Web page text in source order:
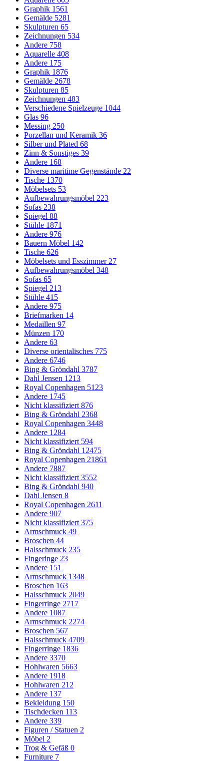
Graphik 1561
Gemälde 5281
Skulpturen 65
Zeichnungen 534
Andere 758
Aquarelle 408
Andere 175
Graphik 1876
Gemälde 2678
Skulpturen 85
Zeichnungen 483
Verschiedene Spielzeuge 1044
Glas 96
Messing 250
Porzellan und Keramik 36
Silber und Plated 68
Zinn & Sonstiges 39
Andere 168
Diverse maritime Gegenstände 22
Tische 1370
Möbelsets 53
Aufbewahrungsmöbel 223
Sofas 238
Spiegel 88
Stühle 1871
Andere 976
Bauern Möbel 142
Tische 626
Möbelsets und Esszimmer 27
Aufbewahrungsmöbel 348
Sofas 65
Spiegel 213
Stühle 415
Andere 975
Briefmarken 14
Medaillen 97
Münzen 170
Andere 63
Diverse orientalisches 775
Andere 6746
Bing & Gröndahl 3787
Dahl Jensen 1213
Royal Copenhagen 5123
Andere 1745
Nicht klassifiziert 876
Bing & Gröndahl 2368
Royal Copenhagen 3448
Andere 1284
Nicht klassifiziert 594
Bing & Gröndahl 12475
Royal Copenhagen 21861
Andere 7887
Nicht klassifiziert 3552
Bing & Gröndahl 940
Dahl Jensen 8
Royal Copenhagen 2611
Andere 907
Nicht klassifiziert 375
Armschmuck 49
Broschen 44
Halsschmuck 235
Fingeringe 23
Andere 151
Armschmuck 1348
Broschen 163
Halsschmuck 2049
Fingerringe 2717
Andere 1087
Armschmuck 2274
Broschen 567
Halsschmuck 4709
Fingerringe 1836
Andere 3370
Hohlwaren 5663
Andere 1918
Hohlwaren 212
Andere 137
Bekleidung 150
Tischdecken 113
Andere 339
Figuren / Statuen 2
Möbel 2
Trog & Gefäß 0
Furniture 7